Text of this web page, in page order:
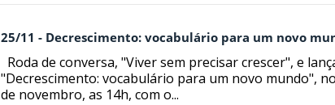
25/11 - Decrescimento: vocabulário para um novo
Roda de conversa, "Viver sem precisar crescer", e
"Decrescimento: vocabulário para um novo mundo",
de novembro, as 14h, com o...